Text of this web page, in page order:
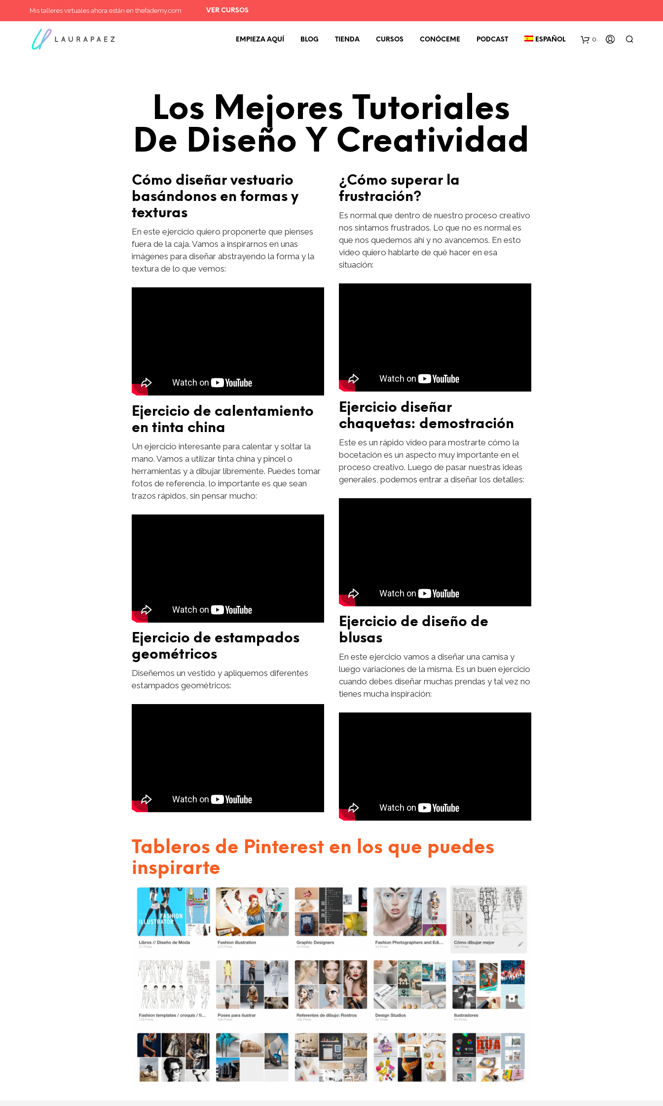
Mis talleres virtuales ahora están en thefademy.com VER CURSOS
0
EMPIEZA AQUÍ BLOG TIENDA CURSOS CONÓCEME PODCAST ESPAÑOL
Los Mejores Tutoriales
De Diseño Y Creatividad
Cómo diseñar vestuario
basándonos en formas y
texturas
En este ejercicio quiero proponerte que pienses
fuera de la caja. Vamos a inspirarnos en unas
imágenes para diseñar abstrayendo la forma y la
textura de lo que vemos:
Ejercicio de calentamiento
en tinta china
Un ejercicio interesante para calentar y soltar la
mano. Vamos a utilizar tinta china y pincel o
herramientas y a dibujar libremente. Puedes tomar
fotos de referencia, lo importante es que sean
trazos rápidos, sin pensar mucho:
Ejercicio de estampados
geométricos
Diseñemos un vestido y apliquemos diferentes
estampados geométricos:
¿Cómo superar la
frustración?
Es normal que dentro de nuestro proceso creativo
nos sintamos frustrados. Lo que no es normal es
que nos quedemos ahí y no avancemos. En esto
video quiero hablarte de qué hacer en esa
situación:
Ejercicio diseñar
chaquetas: demostración
Este es un rápido video para mostrarte cómo la
bocetación es un aspecto muy importante en el
proceso creativo. Luego de pasar nuestras ideas
generales, podemos entrar a diseñar los detalles:
Ejercicio de diseño de
blusas
En este ejercicio vamos a diseñar una camisa y
luego variaciones de la misma. Es un buen ejercicio
cuando debes diseñar muchas prendas y tal vez no
tienes mucha inspiración:
Tableros de Pinterest en los que puedes
inspirarte